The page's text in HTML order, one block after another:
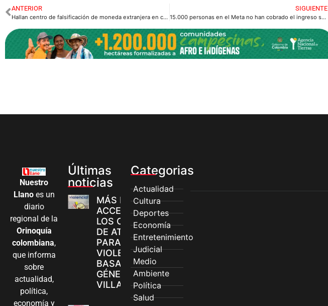
ANTERIOR
Hallan centro de falsificación de moneda extranjera en cercanías a Villavicencio.
SIGUIENTE
15.000 personas en el Meta no han cobrado el ingreso solidario
Nuestro
Llanoes un
diario
regional de la
Orinoquía
colombiana,
que informa
sobre
actualidad,
política,
economía y
Últimas
noticias
MÁS MUJERES
ACCEDEN A
LOS CANALES
DE ATENCIÓN
PARA
VIOLENCIAS
BASADAS EN
GÉNERO EN
VILLAVICENCIO
Categorias
Actualidad
Cultura
Deportes
Economía
Entretenimiento
Judicial
Medio
Ambiente
Política
Salud